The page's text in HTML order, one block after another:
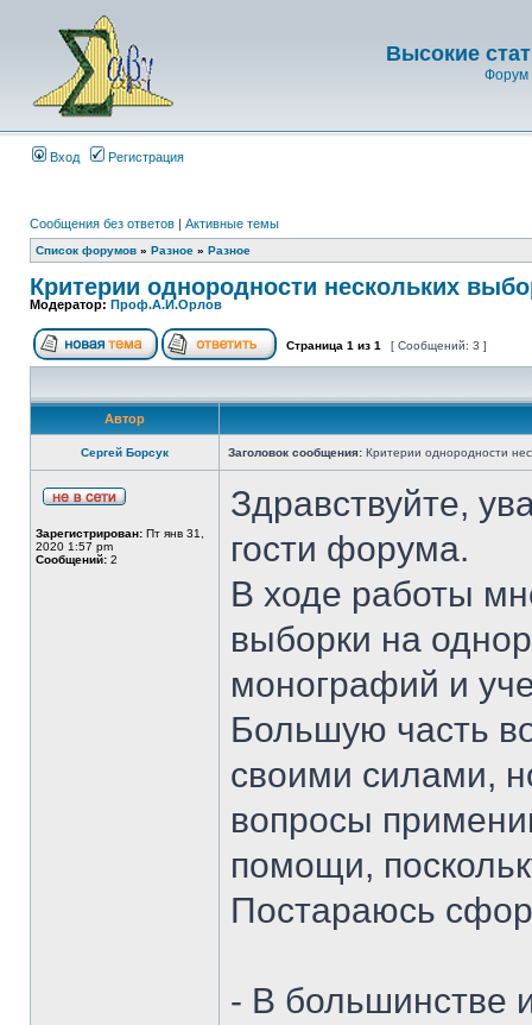
Высокие
Форум
Вход Регистрация
Сообщения без ответов | Активные темы
Список форумов » Разное » Разное
Критерии однородности нескольких
Модератор: Проф.А.И.Орлов
Страница 1 из 1 [ Сообщений: 3 ]
Автор
Сергей Борсук Заголовок сообщения: Критерии однородности
Зарегистрирован: Пт янв 31,
2020 1:57 pm
Сообщений: 2
Здравствуйте,
гости форума.
В ходе работы
выборки на
монографий и
Большую часть
своими силами,
вопросы
помощи,
Постараюсь
- В большинстве